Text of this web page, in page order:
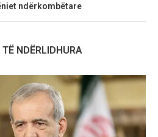
ndërkombëtare
NDËRLIDHURA